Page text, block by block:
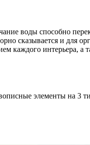
воды способно
сказывается и для
каждого интерьера, а
элементы на 3